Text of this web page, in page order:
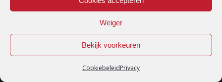
Weiger
Bekijk voorkeuren
CookiebeleidPrivacy
Loredana © Made with love byDirtyHippos